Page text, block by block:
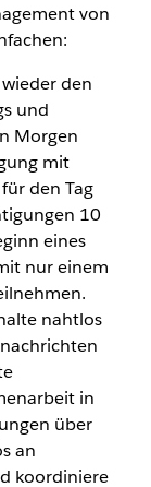
von
den
und
Morgen
mit
den Tag
10
eines
nur einem
nahtlos
in
über
an
koordiniere